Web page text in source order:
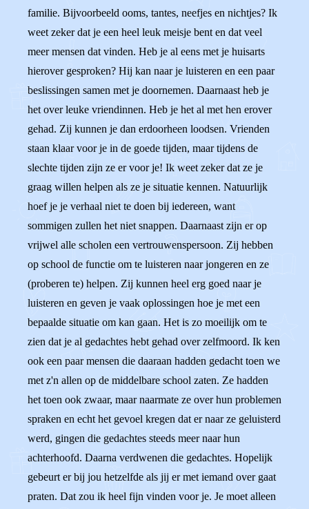
familie. Bijvoorbeeld ooms, tantes, neefjes en nichtjes? Ik
weet zeker dat je een heel leuk meisje bent en dat veel
meer mensen dat vinden. Heb je al eens met je huisarts
hierover gesproken? Hij kan naar je luisteren en een paar
beslissingen samen met je doornemen. Daarnaast heb je
het over leuke vriendinnen. Heb je het al met hen erover
gehad. Zij kunnen je dan erdoorheen loodsen. Vrienden
staan klaar voor je in de goede tijden, maar tijdens de
slechte tijden zijn ze er voor je! Ik weet zeker dat ze je
graag willen helpen als ze je situatie kennen. Natuurlijk
hoef je je verhaal niet te doen bij iedereen, want
sommigen zullen het niet snappen. Daarnaast zijn er op
vrijwel alle scholen een vertrouwenspersoon. Zij hebben
op school de functie om te luisteren naar jongeren en ze
(proberen te) helpen. Zij kunnen heel erg goed naar je
luisteren en geven je vaak oplossingen hoe je met een
bepaalde situatie om kan gaan. Het is zo moeilijk om te
zien dat je al gedachtes hebt gehad over zelfmoord. Ik ken
ook een paar mensen die daaraan hadden gedacht toen we
met z'n allen op de middelbare school zaten. Ze hadden
het toen ook zwaar, maar naarmate ze over hun problemen
spraken en echt het gevoel kregen dat er naar ze geluisterd
werd, gingen die gedachtes steeds meer naar hun
achterhoofd. Daarna verdwenen die gedachtes. Hopelijk
gebeurt er bij jou hetzelfde als jij er met iemand over gaat
praten. Dat zou ik heel fijn vinden voor je. Je moet alleen